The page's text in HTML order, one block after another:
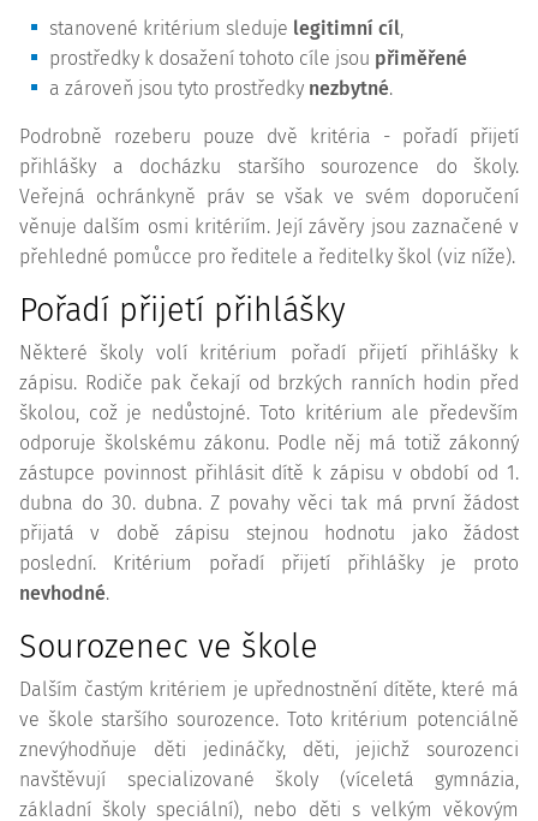
stanovené kritérium sleduje legitimní cíl,
prostředky k dosažení tohoto cíle jsou přiměřené
a zároveň jsou tyto prostředky nezbytné.
Podrobně rozeberu pouze dvě kritéria - pořadí přijetí
přihlášky a docházku staršího sourozence do školy.
Veřejná ochránkyně práv se však ve svém doporučení
věnuje dalším osmi kritériím. Její závěry jsou zaznačené v
přehledné pomůcce pro ředitele a ředitelky škol (viz níže).
Pořadí přijetí přihlášky
Některé školy volí kritérium pořadí přijetí přihlášky k
zápisu. Rodiče pak čekají od brzkých ranních hodin před
školou, což je nedůstojné. Toto kritérium ale především
odporuje školskému zákonu. Podle něj má totiž zákonný
zástupce povinnost přihlásit dítě k zápisu v období od 1.
dubna do 30. dubna. Z povahy věci tak má první žádost
přijatá v době zápisu stejnou hodnotu jako žádost
poslední. Kritérium pořadí přijetí přihlášky je proto
nevhodné.
Sourozenec ve škole
Dalším častým kritériem je upřednostnění dítěte, které má
ve škole staršího sourozence. Toto kritérium potenciálně
znevýhodňuje děti jedináčky, děti, jejichž sourozenci
navštěvují specializované školy (víceletá gymnázia,
základní školy speciální), nebo děti s velkým věkovým